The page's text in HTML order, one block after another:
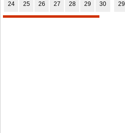
24 25 26 27 28 29 30 29